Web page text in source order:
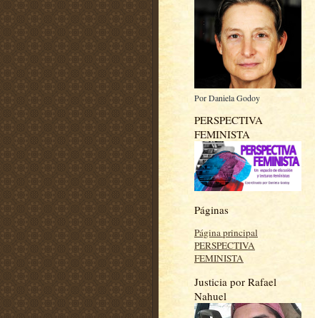
Por Daniela Godoy
PERSPECTIVA
FEMINISTA
Páginas
Página principal
PERSPECTIVA
FEMINISTA
Justicia por Rafael
Nahuel